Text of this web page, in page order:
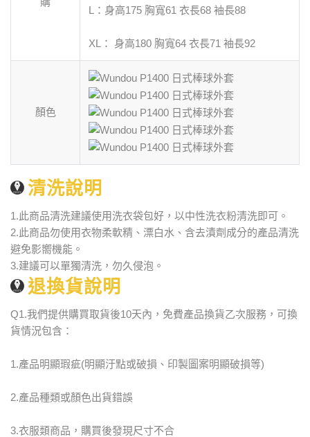
L：身高175 胸寬61 衣長68 袖長88
XL： 身高180 胸寬64 衣長71 袖長92
顏色
清洗說明
1.此商品清洗建議使用洗衣袋包好，以中性洗衣粉清洗即可。
2.此商品勿使用衣物柔軟精、漂白水、含去漬劑成分的產品清洗
避免影嚮機能。
3.建議可以單獨清洗，勿久侵泡。
退換貨說明
Q1.我們提供購買取貨後10天內，免費產品換貨乙次服務，可換
貨情況包含：
1.產品明顯瑕疵(明顯汙點或破損、印製圖案明顯破損等)
2.產品種類或顏色出貨錯誤
3.衣服類商品，購買後發現尺寸不合